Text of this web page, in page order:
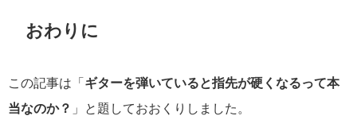
おわりに
この記事は「 ギターを弾いていると指先が硬くなるって本
当なのか？ 」と題しておおくりしました。